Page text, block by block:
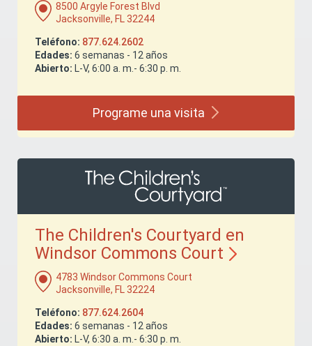
8500 Argyle Forest Blvd
Jacksonville, FL 32244
Teléfono: 877.624.2602
Edades: 6 semanas - 12 años
Abierto: L-V, 6:00 a. m.- 6:30 p. m.
Programe una visita
The Children's Courtyard en
Windsor Commons Court
4783 Windsor Commons Court
Jacksonville, FL 32224
Teléfono: 877.624.2604
Edades: 6 semanas - 12 años
Abierto: L-V, 6:30 a. m.- 6:30 p. m.